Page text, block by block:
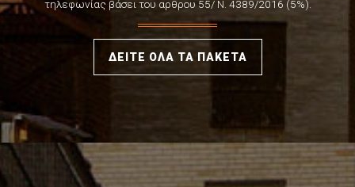
τηλεφωνίας βάσει του αρθρου 55/ Ν. 4389/2016 (5%).
ΔΕΙΤΕ ΟΛΑ ΤΑ ΠΑΚΕΤΑ